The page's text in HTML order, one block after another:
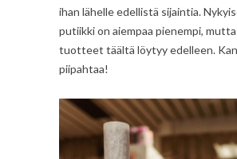
ihan lähelle edellistä sijaintia.
putiikki on aiempaa pienempi,
tuotteet täältä löytyy edelleen.
piipahtaa!